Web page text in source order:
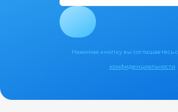
Нажимая кнопку вы соглашаетесь с
конфиденциальности